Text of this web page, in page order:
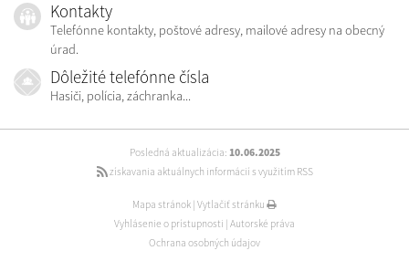
Kontakty
Telefónne kontakty, poštové adresy, mailové adresy na obecný
úrad.
Dôležité telefónne čísla
Hasiči, polícia, záchranka...
Posledná aktualizácia: 10.06.2025
získavania aktuálnych informácií s využitím RSS
Mapa stránok Vytlačiť stránku
Vyhlásenie o prístupnosti Autorské práva
Ochrana osobných údajov